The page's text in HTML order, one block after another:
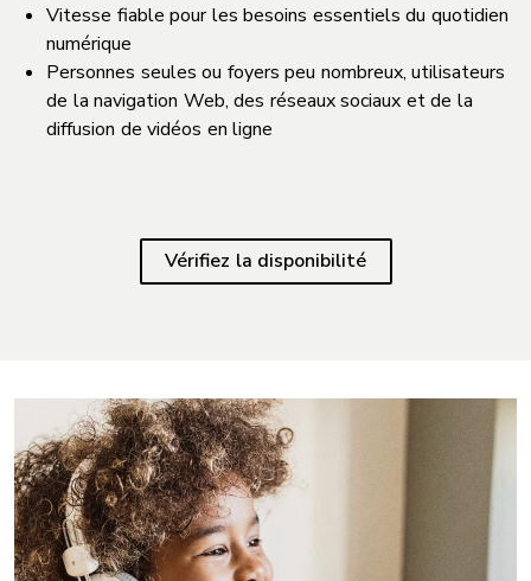
Vitesse fiable pour les besoins essentiels du quotidien
numérique
Personnes seules ou foyers peu nombreux, utilisateurs
de la navigation Web, des réseaux sociaux et de la
diffusion de vidéos en ligne
Vérifiez la disponibilité